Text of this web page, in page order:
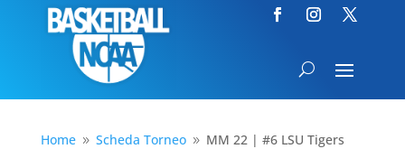
Home 9 Scheda Torneo 9 MM 22 | #6 LSU Tigers